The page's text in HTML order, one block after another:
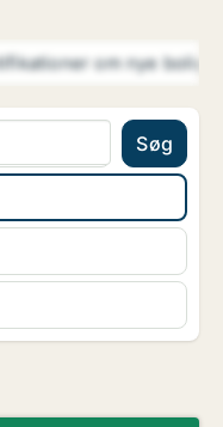
om nye
Søg